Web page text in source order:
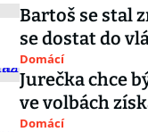
Bartoš se stal
se dostat do
Domácí
Jurečka chce
ve volbách
Domácí